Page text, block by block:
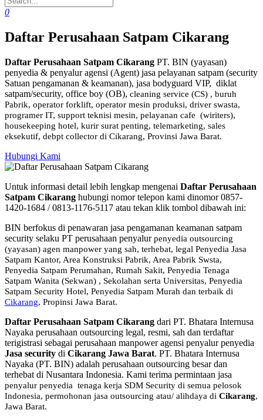
0
Daftar Perusahaan Satpam Cikarang
Daftar Perusahaan Satpam Cikarang PT. BIN (yayasan)
penyedia & penyalur agensi (Agent) jasa pelayanan satpam (security
Satuan pengamanan & keamanan), jasa bodyguard VIP, diklat
satpam/security, office boy (OB), cleaning service (CS) , buruh
Pabrik, operator forklift, operator mesin produksi, driver swasta,
programer IT, support teknisi mesin, pelayanan cafe (wiriters),
housekeeping hotel, kurir surat penting, telemarketing, sales
eksekutif, debpt collector di Cikarang, Provinsi Jawa Barat.
Hubungi Kami
Untuk informasi detail lebih lengkap mengenai Daftar Perusahaan
Satpam Cikarang hubungi nomor telepon kami dinomor 0857-
1420-1684 / 0813-1176-5117 atau tekan klik tombol dibawah ini:
BIN berfokus di penawaran jasa pengamanan keamanan satpam
security selaku PT perusahaan penyalurpenyedia outsourcing
(yayasan) agen manpower yang sah, terhebat, legal Penyedia Jasa
Satpam Kantor, Area Konstruksi Pabrik, Area Pabrik Swsta,
Penyedia Satpam Perumahan, Rumah Sakit, Penyedia Tenaga
Satpam Wanita (Sekwan) , Sekolahan serta Universitas, Penyedia
Satpam Security Hotel, Penyedia Satpam Murah dan terbaik di
Cikarang, Propinsi Jawa Barat.
Daftar Perusahaan Satpam Cikarang dari PT. Bhatara Internusa
Nayaka perusahaan outsourcing legal, resmi, sah dan terdaftar
terigistrasi sebagai perusahaan manpower agensi penyalur penyedia
Jasa security di Cikarang Jawa Barat. PT. Bhatara Internusa
Nayaka (PT. BIN) adalah perusahaan outsourcing besar dan
terhebat di Nusantara Indonesia. Kami terima permintaan jasa
penyalur penyedia tenaga kerja SDM Security di semua pelosok
Indonesia, permohonan jasa outsourcing atau/ alihdaya di Cikarang,
Jawa Barat.